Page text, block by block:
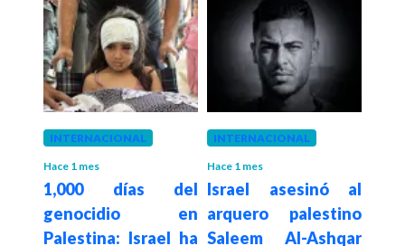
INTERNACIONAL
Hace 1 mes
1,000 días del
genocidio en
Palestina: Israel ha
INTERNACIONAL
Hace 1 mes
Israel asesinó al
arquero palestino
Saleem Al-Ashqar